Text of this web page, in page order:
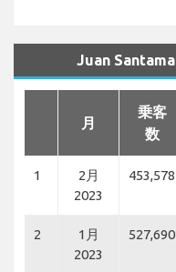
Juan
月
乗客
数
1
2月
2023
453,578
2
1月
2023
527,690